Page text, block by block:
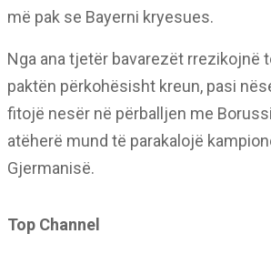
më pak se Bayerni kryesues.
Nga ana tjetër bavarezët rrezikojnë
paktën përkohësisht kreun, pasi
fitojë nesër në përballjen me
atëherë mund të parakalojë
Gjermanisë.
Top Channel